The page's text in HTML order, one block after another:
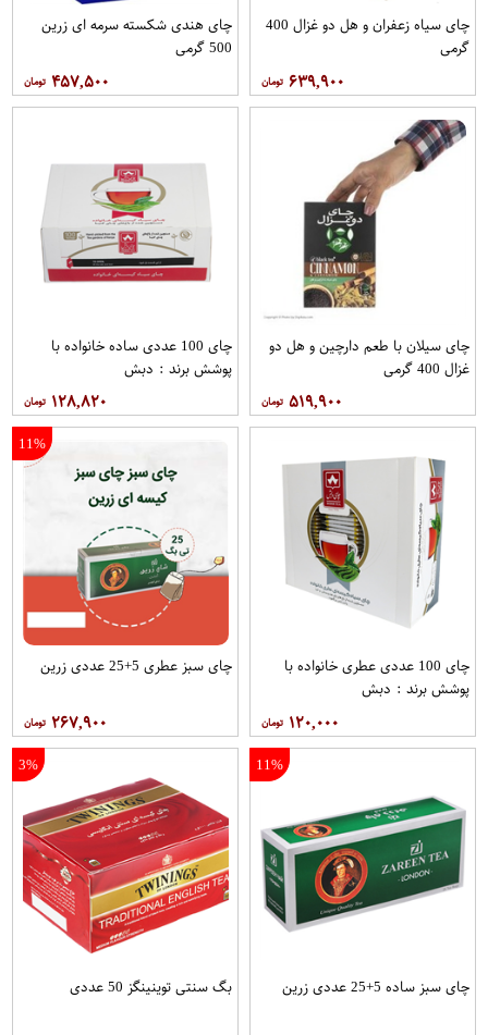
چای سیاه زعفران و هل دو غزال 400
گرمی
۶۳۹,۹۰۰
چای هندی شکسته سرمه ای زرین
500 گرمی
۴۵۷,۵۰۰
چای سیلان با طعم دارچین و هل دو
غزال 400 گرمی
۵۱۹,۹۰۰
چای 100 عددی ساده خانواده با
پوشش برند : دبش
۱۲۸,۸۲۰
چای 100 عددی عطری خانواده با
پوشش برند : دبش
۱۲۰,۰۰۰
11%
چای سبز عطری 5+25 عددی زرین
۲۶۷,۹۰۰
11%
چای سبز ساده 5+25 عددی زرین
3%
بگ سنتی توینینگز 50 عددی